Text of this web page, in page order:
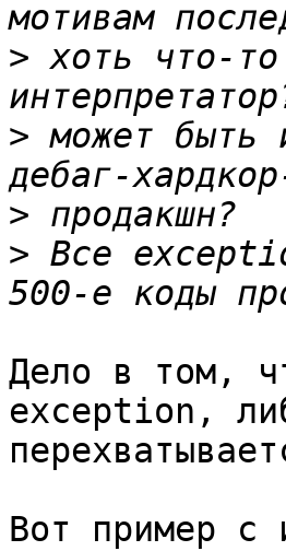
> хоть что-
> может быть
>
> Все
Дело в том,
exception,
Вот пример с